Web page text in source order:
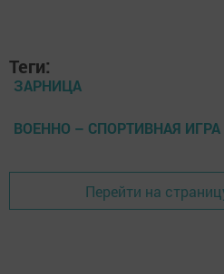
Теги:
ЗАРНИЦА
ВОЕННО – СПОРТИВНАЯ ИГРА
Перейти на